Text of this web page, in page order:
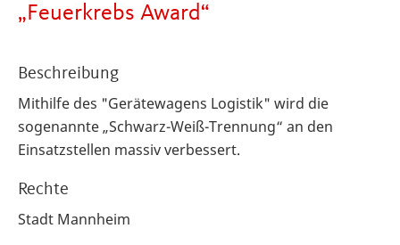
„Feuerkrebs Award“
Beschreibung
Mithilfe des "Gerätewagens Logistik" wird die
sogenannte „Schwarz-Weiß-Trennung“ an den
Einsatzstellen massiv verbessert.
Rechte
Stadt Mannheim